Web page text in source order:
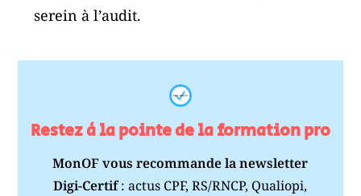
serein à l’audit.
Restez à la pointe de la formation pro
MonOF vous recommande la newsletter
Digi-Certif: actus CPF, RS/RNCP, Qualiopi,